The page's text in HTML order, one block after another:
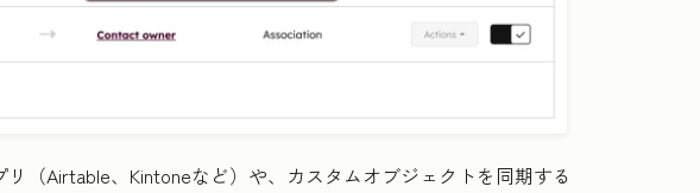
（Airtable、Kintoneなど）や、カスタムオブジェクトを同期する